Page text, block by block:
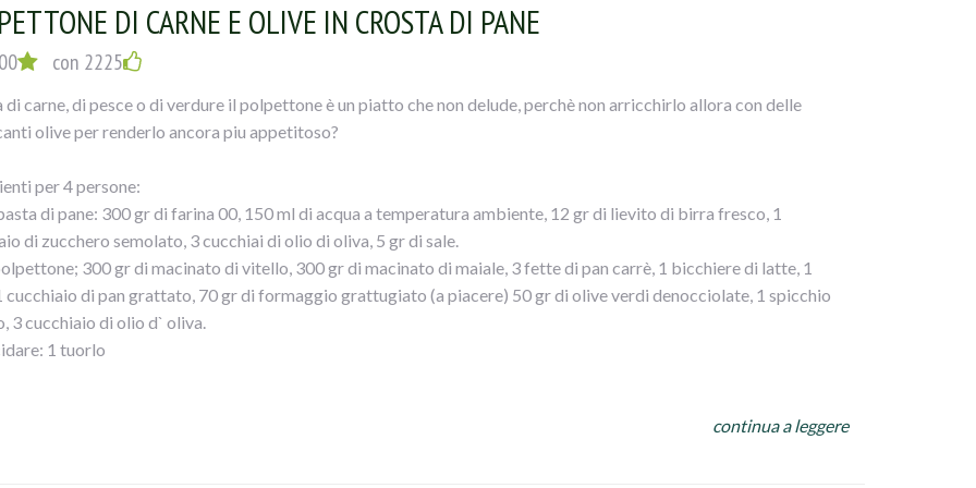
DI CARNE E OLIVE IN CROSTA DI PANE
con 2225
di carne, di pesce o di verdure il polpettone è un piatto che non delude, perchè non arricchirlo allora con delle
olive per renderlo ancora piu appetitoso?
per 4 persone:
di pane: 300 gr di farina 00, 150 ml di acqua a temperatura ambiente, 12 gr di lievito di birra fresco, 1
di zucchero semolato, 3 cucchiai di olio di oliva, 5 gr di sale.
300 gr di macinato di vitello, 300 gr di macinato di maiale, 3 fette di pan carrè, 1 bicchiere di latte, 1
cucchiaio di pan grattato, 70 gr di formaggio grattugiato (a piacere) 50 gr di olive verdi denocciolate, 1 spicchio
3 cucchiaio di olio d` oliva.
1 tuorlo
sciolto e impastate il composto. Unite anche il sale e l` olio. Impastate per 15 minuti fino ad ottenere un composto
continua a leggere